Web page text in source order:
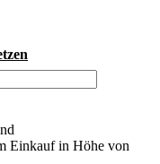
Einkauf in Höhe von